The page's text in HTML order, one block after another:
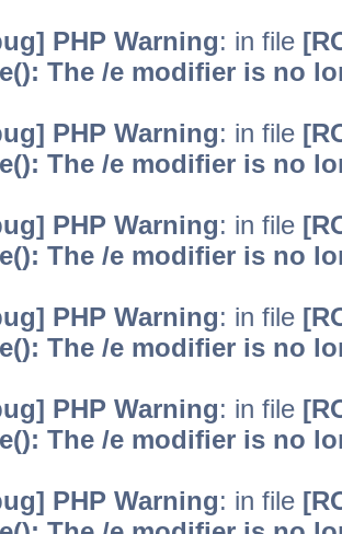
PHP Warning: in file
The /e modifier is no
PHP Warning: in file
The /e modifier is no
PHP Warning: in file
The /e modifier is no
PHP Warning: in file
The /e modifier is no
PHP Warning: in file
The /e modifier is no
PHP Warning: in file